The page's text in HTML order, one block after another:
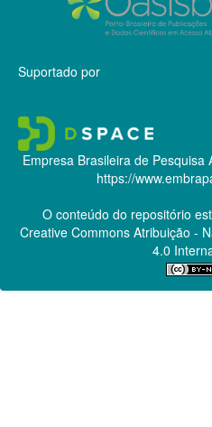
Suportado por
Empresa Brasileira de Pesquisa
https://
O conteúdo do repositório
Creative CommonsAtribuição -
4.0